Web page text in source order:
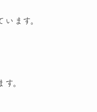
ます。
。